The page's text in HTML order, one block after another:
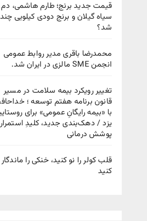
قیمت جدید برنج؛ طارم هاشمی، دم
سیاه گیلان و برنج دودی کیلویی چند
شد؟
محمدرضا باقری مدیر روابط عمومی
انجمن SME مالزی در ایران شد.
تغییر رویکرد بیمه سلامت در مسیر
قانون برنامه هفتم توسعه ؛
با «بیمه رایگانِ عمومی» برای
یزد / دهک‌بندی جدید، کلیدِ استمرار
پوشش درمانی
قلب کولر را نو کنید، خنکی را ماندگار
کنید